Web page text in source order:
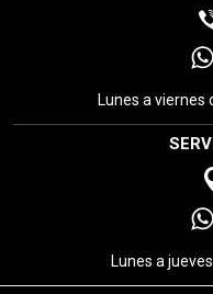
Lunes a viernes
Lunes a